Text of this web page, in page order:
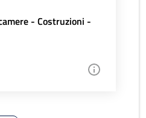
- Costruzioni -